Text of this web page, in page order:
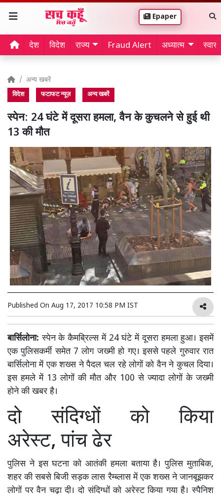
Epaper
देश विदेश राज्य Fraud Alert अध्यात्म
अन्य खबरें
विदेश फटाफट न्यूज़ अन्य खबरें
स्पेन: 24 घंटे में दूसरा हमला, वैन के कुचलने से हुई थी
13 की मौत
Published On Aug 17, 2017 10:58 PM IST
बार्सिलोना: स्पेन के कैमब्रिल्स में 24 घंटे में दूसरा हमला हुआ। इसमें
एक पुलिसकर्मी समेत 7 लोग जख्मी हो गए। इससे पहले गुरुवार रात
बार्सिलोना में एक शख्स ने पैदल चल रहे लोगों को वैन ने कुचल दिया।
इस हमले में 13 लोगों की मौत और 100 से ज्यादा लोगों के जख्मी
होने की खबर है।
दो संदिग्धों को किया
अरेस्ट, पांच ढेर
पुलिस ने इस घटना को आतंकी हमला बताया है। पुलिस मुताबिक,
शहर की सबसे बिजी सड़क लास रैम्ब्लास में एक शख्स ने जानबूझकर
लोगों पर वैन चढ़ा दी। दो संदिग्धों को अरेस्ट किया गया है। स्पैनिश